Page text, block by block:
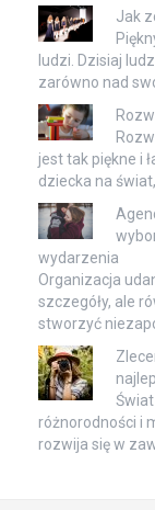
Jak
ludzi. Dzisiaj
zarówno nad
jest tak piękne i
dziecka na świat,
wydarzenia
Organizacja
szczegóły, ale
stworzyć
różnorodności i
rozwija się w